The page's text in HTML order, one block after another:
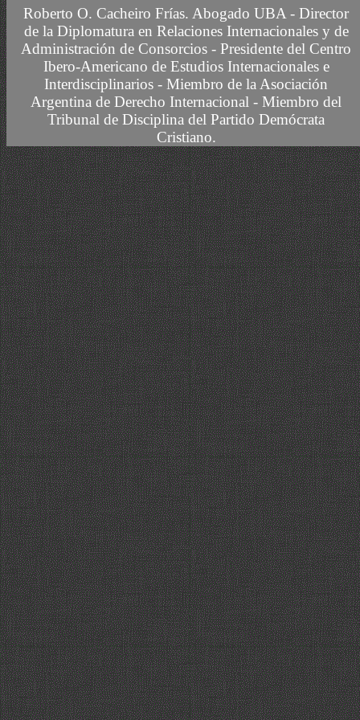
Roberto O. Cacheiro Frías. Abogado UBA - Director
de la Diplomatura en Relaciones Internacionales y de
Administración de Consorcios - Presidente del Centro
Ibero-Americano de Estudios Internacionales e
Interdisciplinarios - Miembro de la Asociación
Argentina de Derecho Internacional - Miembro del
Tribunal de Disciplina del Partido Demócrata
Cristiano.